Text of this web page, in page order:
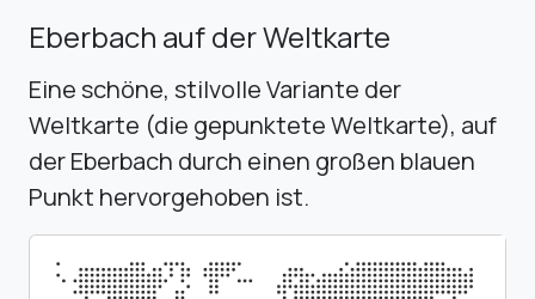
Eberbach auf der Weltkarte
Eine schöne, stilvolle Variante der
Weltkarte (die gepunktete Weltkarte), auf
der Eberbach durch einen großen blauen
Punkt hervorgehoben ist.